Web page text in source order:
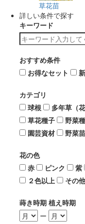
草花苗
詳しい条件で探す
キーワード
おすすめ条件
お得なセット
カテゴリ
球根
多年草（花
草花種子
野菜
園芸資材
野菜苗
花の色
赤
ピンク 紫
２色以上
その他
蒔き時期 植え時期
ー